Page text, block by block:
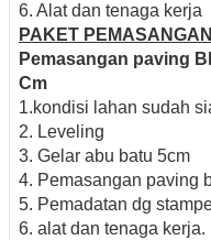
6. Alat dan tenaga kerja
PAKET
Pemasangan paving
Cm
1.kondisi lahan sudah
2. Leveling
3. Gelar abu batu 5cm
4. Pemasangan paving
5. Pemadatan dg
6. alat dan tenaga kerja.